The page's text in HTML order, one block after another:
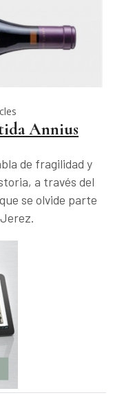
Annius
de fragilidad y
a través del
se olvide parte